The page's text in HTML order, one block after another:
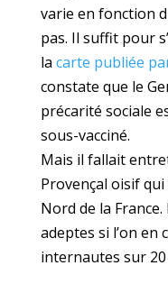
varie en fonction
pas. Il suffit pour
la carte publiée
constate que le
précarité sociale
sous-vacciné.
Mais il fallait
Provençal oisif
Nord de la
adeptes si l’on en
internautes sur